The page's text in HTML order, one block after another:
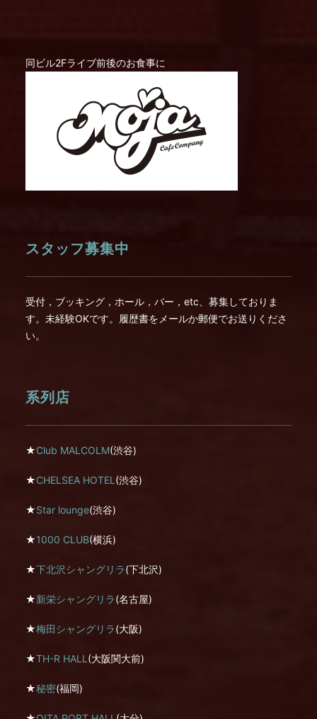
同ビル2Fライブ前後のお食事に
スタッフ募集中
受付，ブッキング，ホール，バー，etc、募集しておりま
す。未経験OKです。履歴書をメールか郵便でお送りくださ
い。
系列店
★Club MALCOLM(渋谷)
★CHELSEA HOTEL (渋谷)
★Star lounge(渋谷)
★1000 CLUB(横浜)
★下北沢シャングリラ(下北沢)
★新栄シャングリラ(名古屋)
★梅田シャングリラ(大阪)
★TH-R HALL (大阪関大前)
★秘密(福岡)